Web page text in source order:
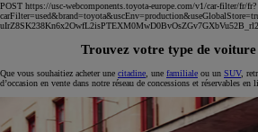
POST https://usc-webcomponents.toyota-europe.com/v1/car-filter/fr/fr?
Trouvez votre type de voiture
Que vous souhaitiez acheter une citadine , une familiale ou un SUV,
d’occasion en vente dans notre réseau de concessions et réservables en